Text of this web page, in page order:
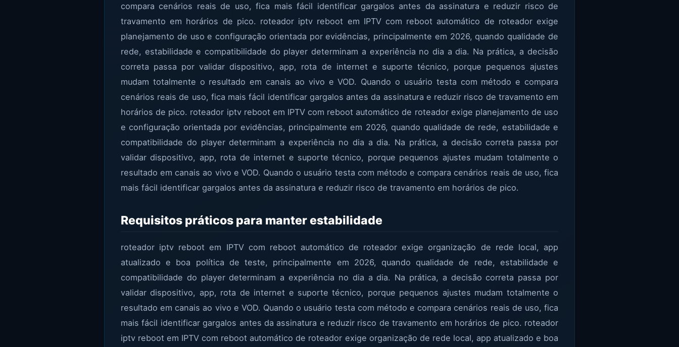
compara cenários reais de uso, fica mais fácil identificar gargalos antes da assinatura e reduzir risco de
travamento em horários de pico. roteador iptv reboot em IPTV com reboot automático de roteador exige
planejamento de uso e configuração orientada por evidências, principalmente em 2026, quando qualidade de
rede, estabilidade e compatibilidade do player determinam a experiência no dia a dia. Na prática, a decisão
correta passa por validar dispositivo, app, rota de internet e suporte técnico, porque pequenos ajustes
mudam totalmente o resultado em canais ao vivo e VOD. Quando o usuário testa com método e compara
cenários reais de uso, fica mais fácil identificar gargalos antes da assinatura e reduzir risco de travamento em
horários de pico. roteador iptv reboot em IPTV com reboot automático de roteador exige planejamento de uso
e configuração orientada por evidências, principalmente em 2026, quando qualidade de rede, estabilidade e
compatibilidade do player determinam a experiência no dia a dia. Na prática, a decisão correta passa por
validar dispositivo, app, rota de internet e suporte técnico, porque pequenos ajustes mudam totalmente o
resultado em canais ao vivo e VOD. Quando o usuário testa com método e compara cenários reais de uso, fica
mais fácil identificar gargalos antes da assinatura e reduzir risco de travamento em horários de pico.
Requisitos práticos para manter estabilidade
roteador iptv reboot em IPTV com reboot automático de roteador exige organização de rede local, app
atualizado e boa política de teste, principalmente em 2026, quando qualidade de rede, estabilidade e
compatibilidade do player determinam a experiência no dia a dia. Na prática, a decisão correta passa por
validar dispositivo, app, rota de internet e suporte técnico, porque pequenos ajustes mudam totalmente o
resultado em canais ao vivo e VOD. Quando o usuário testa com método e compara cenários reais de uso, fica
mais fácil identificar gargalos antes da assinatura e reduzir risco de travamento em horários de pico. roteador
iptv reboot em IPTV com reboot automático de roteador exige organização de rede local, app atualizado e boa